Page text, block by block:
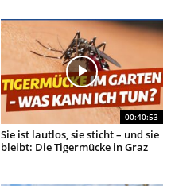
00:40:53
Sie ist lautlos, sie sticht – und sie
bleibt: Die Tigermücke in Graz